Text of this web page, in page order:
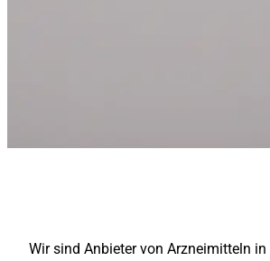
Wir sind Anbieter von Arzneimitteln in